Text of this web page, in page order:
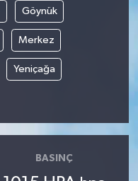
Göynük
Merkez
Yeniçağa
BASINÇ